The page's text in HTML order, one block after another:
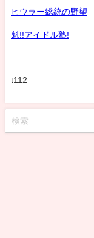
ヒウラー総統の野望
魁!!アイドル塾!
t112